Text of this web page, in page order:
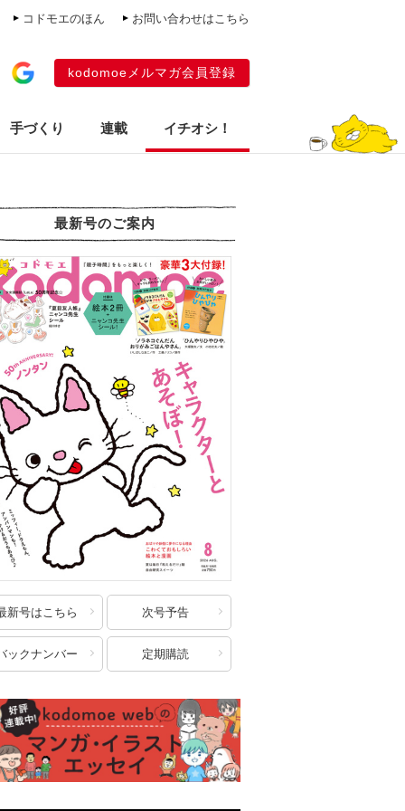
コドモエのほん お問い合わせはこちら
kodomoeメルマガ会員登録
手づくり 連載 イチオシ！
最新号のご案内
新号はこちら 次号予告
ックナンバー 定期購読